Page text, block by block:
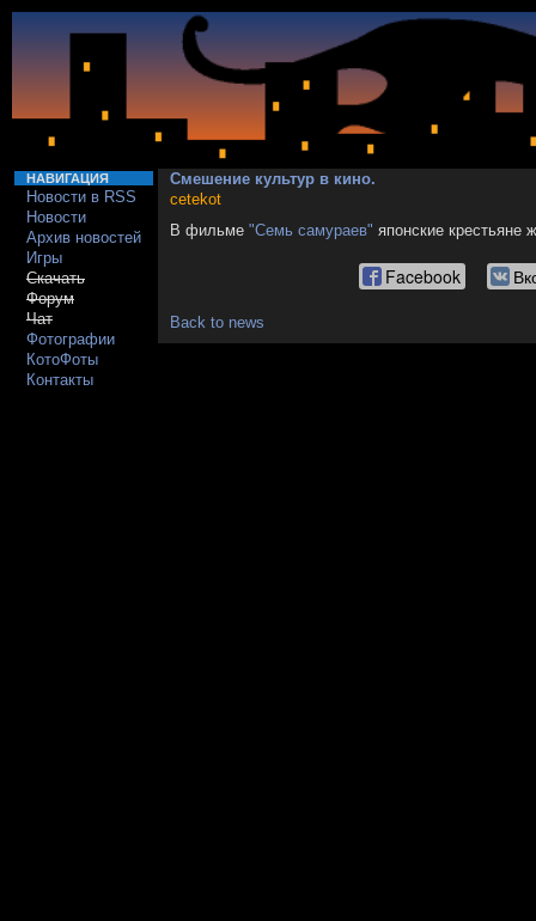
НАВИГАЦИЯ
Новости в RSS
Новости
Архив новостей
Игры
Скачать
Форум
Чат
Фотографии
КотоФоты
Контакты
Смешение культур в кино.
cetekot
В фильме "Семь самураев" японские крестьяне
Facebook
Back to news